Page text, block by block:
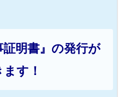
証明書』の発行が
す！